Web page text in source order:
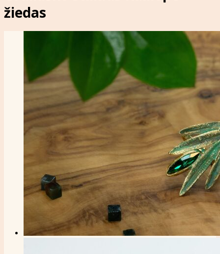
žiedas